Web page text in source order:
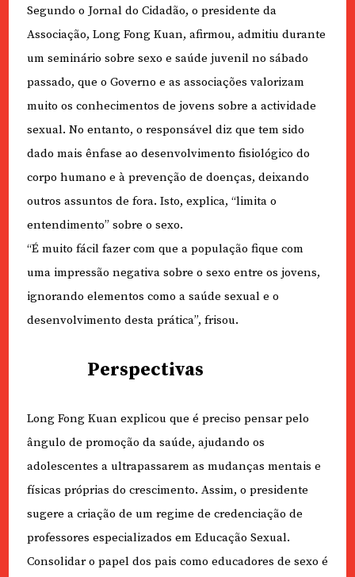
Segundo o Jornal do Cidadão, o presidente da
Associação, Long Fong Kuan, afirmou, admitiu durante
um seminário sobre sexo e saúde juvenil no sábado
passado, que o Governo e as associações valorizam
muito os conhecimentos de jovens sobre a actividade
sexual. No entanto, o responsável diz que tem sido
dado mais ênfase ao desenvolvimento fisiológico do
corpo humano e à prevenção de doenças, deixando
outros assuntos de fora. Isto, explica, “limita o
entendimento” sobre o sexo.
“É muito fácil fazer com que a população fique com
uma impressão negativa sobre o sexo entre os jovens,
ignorando elementos como a saúde sexual e o
desenvolvimento desta prática”, frisou.
Perspectivas
Long Fong Kuan explicou que é preciso pensar pelo
ângulo de promoção da saúde, ajudando os
adolescentes a ultrapassarem as mudanças mentais e
físicas próprias do crescimento. Assim, o presidente
sugere a criação de um regime de credenciação de
professores especializados em Educação Sexual.
Consolidar o papel dos pais como educadores de sexo é